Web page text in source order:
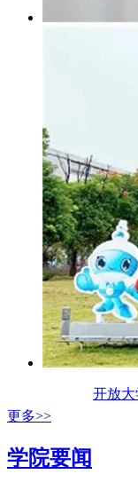
开放大学招生
更多>>
学院要闻